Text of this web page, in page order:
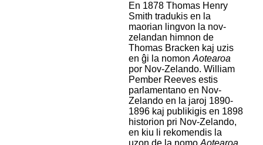
En 1878 Thomas Henry
Smith tradukis en la
maorian lingvon la nov-
zelandan himnon de
Thomas Bracken kaj uzis
en ĝi la nomon Aotearoa
por Nov-Zelando. William
Pember Reeves estis
parlamentano en Nov-
Zelando en la jaroj 1890-
1896 kaj publikigis en 1898
historion pri Nov-Zelando,
en kiu li rekomendis la